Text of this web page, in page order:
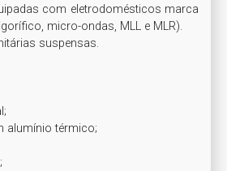
com eletrodomésticos marca
micro-ondas, MLL e MLR).
suspensas.
alumínio térmico;